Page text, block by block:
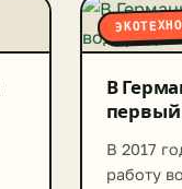
В
В 2017
работу